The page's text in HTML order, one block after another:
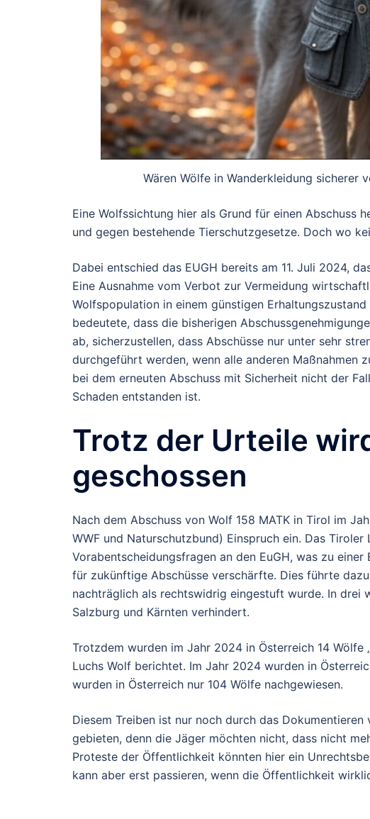
Wären Wölfe in Wanderkleidung sicherer
Eine Wolfssichtung hier als Grund für einen Abschuss
und gegen bestehende Tierschutzgesetze. Doch wo
Dabei entschied das EUGH bereits am 11. Juli 2024,
Eine Ausnahme vom Verbot zur Vermeidung
Wolfspopulation in einem günstigen
bedeutete, dass die bisherigen
ab, sicherzustellen, dass Abschüsse nur unter sehr
durchgeführt werden, wenn alle anderen Maßnahmen
bei dem erneuten Abschuss mit Sicherheit nicht der
Schaden entstanden ist.
Trotz der Urteile
geschossen
Nach dem Abschuss von Wolf 158 MATK in Tirol im
WWF und Naturschutzbund) Einspruch ein. Das
Vorabentscheidungsfragen an den EuGH, was zu einer
für zukünftige Abschüsse verschärfte. Dies führte
nachträglich als rechtswidrig eingestuft wurde. In drei
Salzburg und Kärnten verhindert.
Trotzdem wurden im Jahr 2024 in Österreich 14 Wölfe
Luchs Wolf berichtet. Im Jahr 2024 wurden in
wurden in Österreich nur 104 Wölfe nachgewiesen.
Diesem Treiben ist nur noch durch das
gebieten, denn die Jäger möchten nicht, dass nicht
Proteste der Öffentlichkeit könnten hier ein
kann aber erst passieren, wenn die Öffentlichkeit